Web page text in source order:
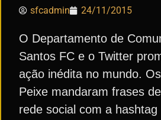
sfcadmin 24/11/2015
O Departamento de
Santos FC e o Twitter
ação inédita no mundo.
Peixe mandaram frases
rede social com a hashtag